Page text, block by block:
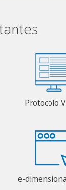
Protocolo
e-